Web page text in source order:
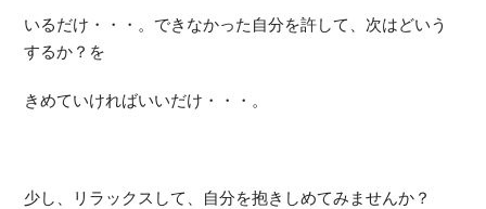
いるだけ・・・。できなかった自分を許して、次はどいう
するか？を
きめていければいいだけ・・・。
少し、リラックスして、自分を抱きしめてみませんか？